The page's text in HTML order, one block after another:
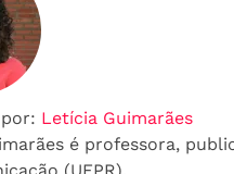
Letícia Guimarães
é professora,